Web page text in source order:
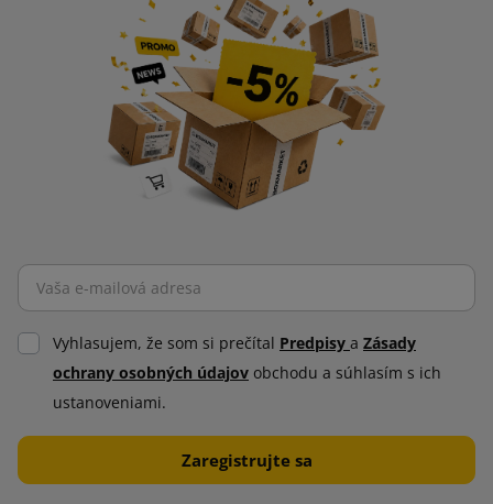
Vyhlasujem, že som si prečítal Predpisy a Zásady
ochrany osobných údajov obchodu a súhlasím s ich
ustanoveniami.